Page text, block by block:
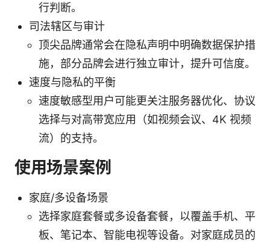
行判断。
司法辖区与审计
顶尖品牌通常会在隐私声明中明确数据保护措
施，部分品牌会进行独立审计，提升可信度。
速度与隐私的平衡
速度敏感型用户可能更关注服务器优化、协议
选择与对高带宽应用（如视频会议、4K 视频
流）的支持。
使用场景案例
家庭/多设备场景
选择家庭套餐或多设备套餐，以覆盖手机、平
板、笔记本、智能电视等设备。对家庭成员的